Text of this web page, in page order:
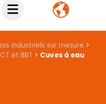
industriels sur mesure >
et BBT > Cuves à eau